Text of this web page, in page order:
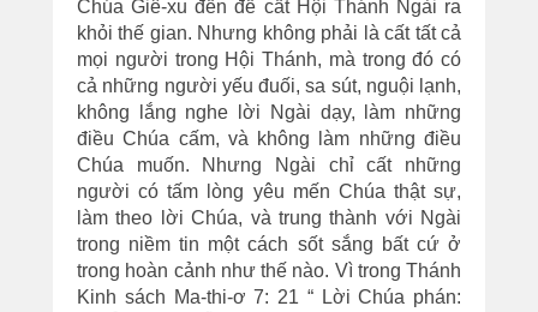
Chúa Giê-xu đến để cất Hội Thánh Ngài ra
khỏi thế gian. Nhưng không phải là cất tất cả
mọi người trong Hội Thánh, mà trong đó có
cả những người yếu đuối, sa sút, nguội lạnh,
không lắng nghe lời Ngài dạy, làm những
điều Chúa cấm, và không làm những điều
Chúa muốn. Nhưng Ngài chỉ cất những
người có tấm lòng yêu mến Chúa thật sự,
làm theo lời Chúa, và trung thành với Ngài
trong niềm tin một cách sốt sắng bất cứ ở
trong hoàn cảnh như thế nào. Vì trong Thánh
Kinh sách Ma-thi-ơ 7: 21 “ Lời Chúa phán: